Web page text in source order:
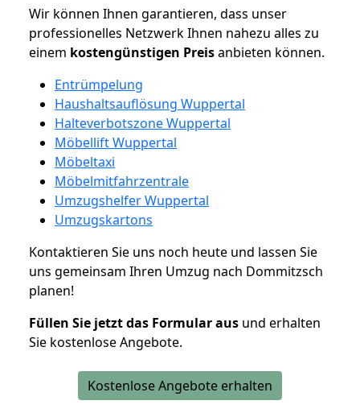
Wir können Ihnen garantieren, dass unser
professionelles Netzwerk Ihnen nahezu alles zu
einem kostengünstigen Preisanbieten können.
Entrümpelung
Haushaltsauflösung Wuppertal
Halteverbotszone Wuppertal
Möbellift Wuppertal
Möbeltaxi
Möbelmitfahrzentrale
Umzugshelfer Wuppertal
Umzugskartons
Kontaktieren Sie uns noch heute und lassen Sie
uns gemeinsam Ihren Umzug nach Dommitzsch
planen!
Füllen Sie jetzt das Formular aus und erhalten
Sie kostenlose Angebote.
Kostenlose Angebote erhalten